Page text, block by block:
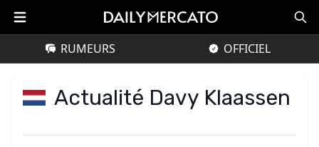
RUMEURS OFFICIEL
Actualité Davy Klaassen